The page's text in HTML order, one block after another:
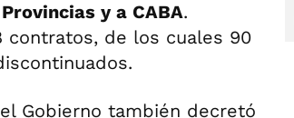
y a CABA.
contratos, de los cuales 90
Gobierno también decretó